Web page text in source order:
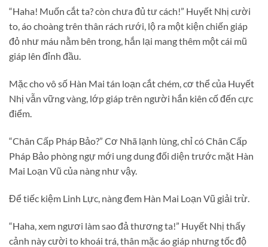
“Haha! Muốn cắt ta? còn chưa đủ tư cách!” Huyết Nhị cười
to, áo choàng trên thân rách rưới, lộ ra một kiện chiến giáp
đỏ như máu nằm bên trong, hắn lại mang thêm một cái mũ
giáp lên đỉnh đầu.
Mặc cho vô số Hàn Mai tán loạn cắt chém, cơ thể của Huyết
Nhị vẫn vững vàng, lớp giáp trên người hắn kiên cố đến cực
điểm.
“Chân Cấp Pháp Bảo?” Cơ Nhã lạnh lùng, chỉ có Chân Cấp
Pháp Bảo phòng ngự mới ung dung đối diện trước mặt Hàn
Mai Loạn Vũ của nàng như vậy.
Để tiếc kiệm Linh Lực, nàng đem Hàn Mai Loạn Vũ giải trừ.
“Haha, xem ngươi làm sao đả thương ta!” Huyết Nhị thấy
cảnh này cười to khoái trá, thân mặc áo giáp nhưng tốc độ